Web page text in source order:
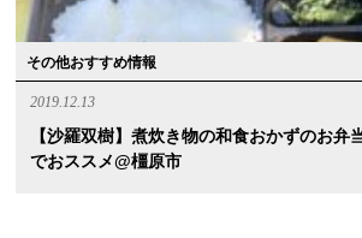
その他おすすめ情報
2019.12.13
【沙羅双樹】煮炊き物の和食おかずのお弁
でおススメ@橿原市